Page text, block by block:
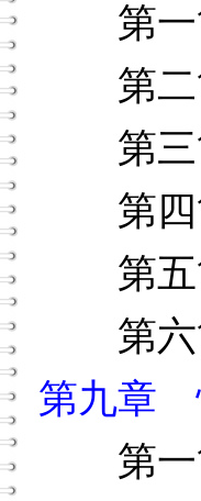
第一
第二
第三
第四
第五
第六
第九章
第一